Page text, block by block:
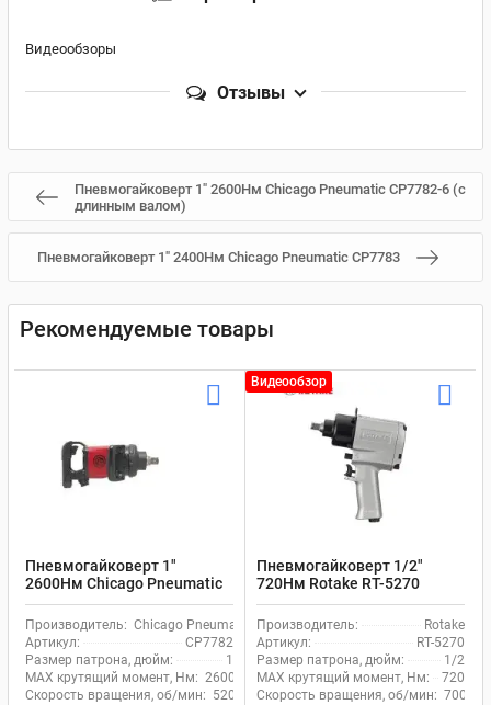
Видеообзоры
Отзывы
Пневмогайковерт 1" 2600Нм Chicago Pneumatic CP7782-6 (с
длинным валом)
Пневмогайковерт 1" 2400Нм Chicago Pneumatic CP7783
Рекомендуемые товары
Пневмогайковерт 1"
2600Нм Chicago Pneumatic
CP7782
Производитель: Chicago Pneumatic
Артикул:
CP7782
Размер патрона, дюйм:
1
MAX крутящий момент, Нм: 2600
Скорость вращения, об/мин: 5200
Видеообзор
Пневмогайковерт 1/2"
720Нм Rotake RT-5270
Производитель:
Rotake
Артикул:
RT-5270
Размер патрона, дюйм:
1/2
MAX крутящий момент, Нм:
720
Скорость вращения, об/мин: 7000